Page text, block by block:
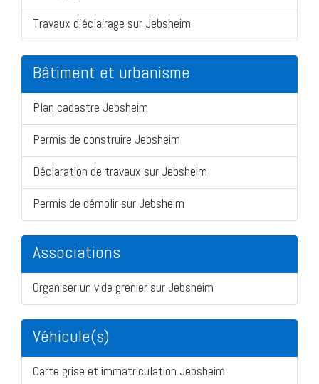
Travaux d'éclairage sur Jebsheim
Bâtiment et urbanisme
Plan cadastre Jebsheim
Permis de construire Jebsheim
Déclaration de travaux sur Jebsheim
Permis de démolir sur Jebsheim
Associations
Organiser un vide grenier sur Jebsheim
Véhicule(s)
Carte grise et immatriculation Jebsheim